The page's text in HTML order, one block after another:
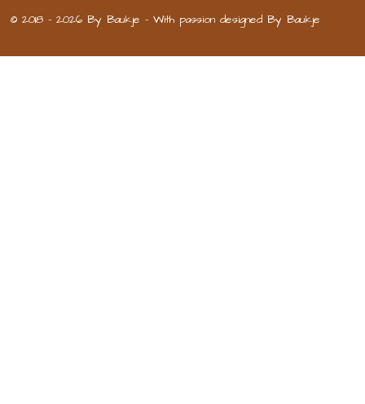
© 2018 - 2026 By Baukje - With passion designed By Baukje